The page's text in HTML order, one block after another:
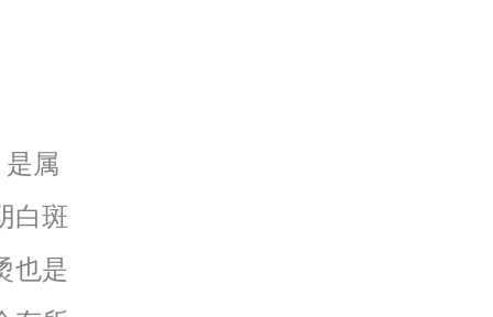
属
白斑
也是